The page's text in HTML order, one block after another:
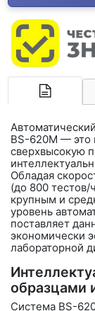
BS-620M — это
сверхвысокую
Обладая
(до 800 тестов/
крупным и
уровень
поставляет
экономически
лабораторной
образцами
Система BS-